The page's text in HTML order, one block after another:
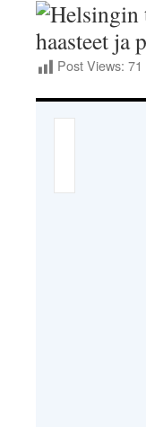
Post Views: 71